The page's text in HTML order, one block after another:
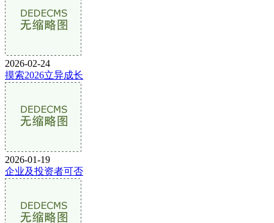
2026-02-24
摸索2026立异成长
2026-01-19
企业及投资者可否